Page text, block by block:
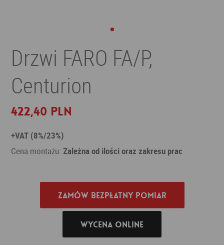
Drzwi FARO FA/P,
Centurion
422,40 PLN
+VAT (8%/23%)
Cena montażu:Zależna od ilości oraz zakresu prac
Zamów bezpłatny pomiar
Wycena online